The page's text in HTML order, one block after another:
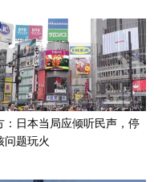
：日本当局应倾听民声，停
问题玩火